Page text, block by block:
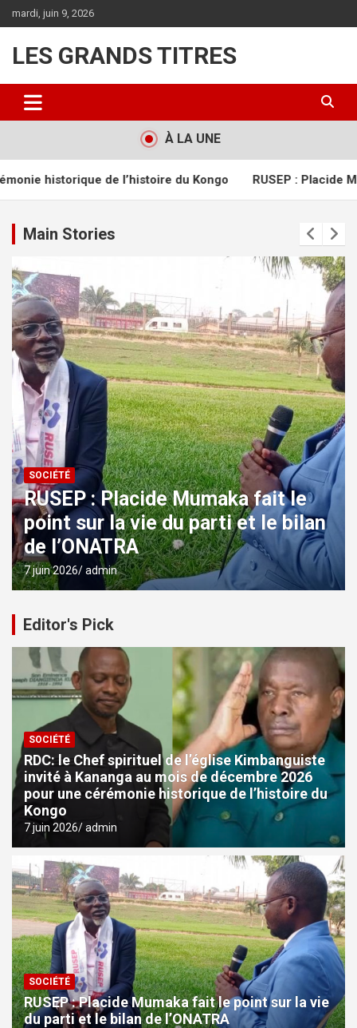
au
mardi, juin 9, 2026
LES GRANDS TITRES
À LA UNE
du Kongo RUSEP : Placide Mumaka fait le point sur la
Main Stories
SOCIÉTÉ
RUSEP : Placide Mumaka fait le
point sur la vie du parti et le bilan
de l’ONATRA
7 juin 2026 admin
Editor's Pick
SOCIÉTÉ
RDC: le Chef spirituel de l’église Kimbanguiste
invité à Kananga au mois de décembre 2026
pour une cérémonie historique de l’histoire du
Kongo
7 juin 2026 admin
SOCIÉTÉ
RUSEP : Placide Mumaka fait le point sur la vie
du parti et le bilan de l’ONATRA